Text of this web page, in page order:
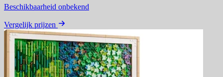
Beschikbaarheid onbekend
Vergelijk prijzen